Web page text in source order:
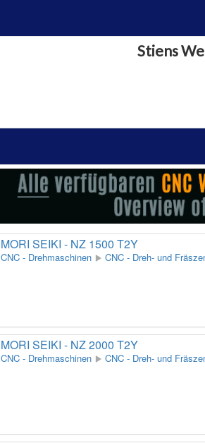
Stiens
MORI SEIKI - NZ 1500 T2Y
CNC - Drehmaschinen CNC - Dreh- und
MORI SEIKI - NZ 2000 T2Y
CNC - Drehmaschinen CNC - Dreh- und